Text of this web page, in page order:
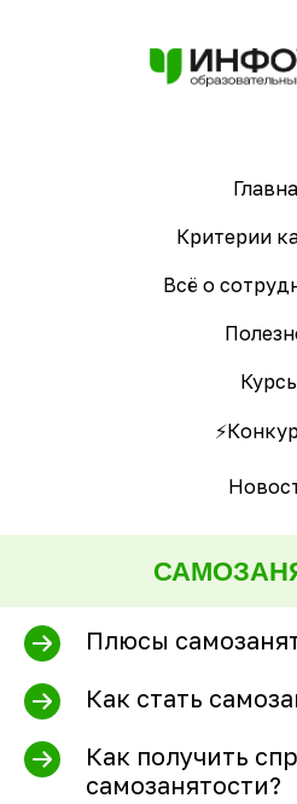
Критерии
Всё о
Плюсы
Как стать
Как получить
самозанятости?